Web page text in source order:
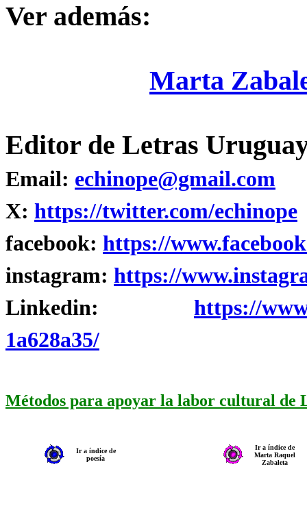
Ver además:
Marta
Editor de Letras
Email: echinope@gmail.com
X: https://twitter.com/echinope
facebook: https://
instagram: https://
Linkedin: https://
1a628a35/
Métodos para apoyar la labor cultural de
Ir a índice de
poesía
Ir a índice de
Marta Raquel
Zabaleta